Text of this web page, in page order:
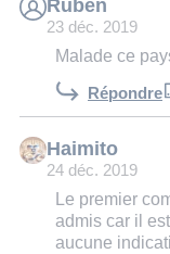
Ruben
23 déc. 2019
Malade ce
Répondre
Haimito
24 déc. 2019
Le premier
admis car il
aucune